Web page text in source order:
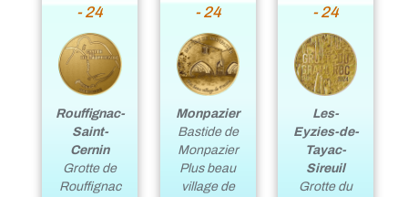
- 24
Rouffignac-
Saint-
Cernin
Grotte de
Rouffignac
- 24
Monpazier
Bastide de
Monpazier
Plus beau
village de
- 24
Les-
Eyzies-de-
Tayac-
Sireuil
Grotte du